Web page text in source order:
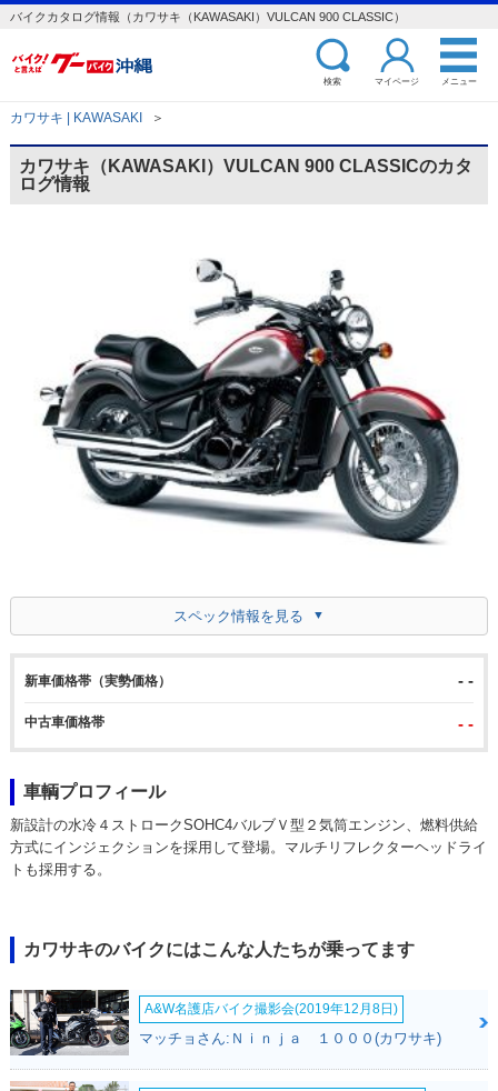
バイクカタログ情報（カワサキ（KAWASAKI）VULCAN 900 CLASSIC）
検索 マイページ メニュー
カワサキ | KAWASAKI ＞
カワサキ（KAWASAKI）VULCAN 900 CLASSICのカタ
ログ情報
スペック情報を見る
新車価格帯（実勢価格） - -
中古車価格帯 - -
車輌プロフィール
新設計の水冷４ストロークSOHC4バルブＶ型２気筒エンジン、燃料供給
方式にインジェクションを採用して登場。マルチリフレクターヘッドライ
トも採用する。
カワサキのバイクにはこんな人たちが乗ってます
A&W名護店バイク撮影会(2019年12月8日)
マッチョさん:Ｎｉｎｊａ １０００(カワサキ)